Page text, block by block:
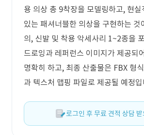
용 의상 총 9착장을 모델링하고, 현실
있는 패셔너블한 의상을 구현하는 것
의, 신발 및 착용 악세사리 1~2종을
드로잉과 레퍼런스 이미지가 제공되
명확히 하고, 최종 산출물은 FBX 형
과 텍스처 맵핑 파일로 제공될 예정
로그인 후 무료 견적 상담